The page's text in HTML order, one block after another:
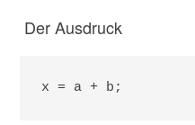
Der Ausdruck
x = a + b;